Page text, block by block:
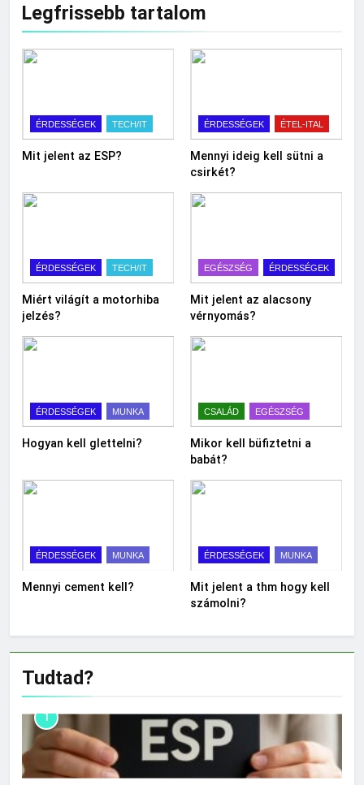
Legfrissebb tartalom
ÉRDESSÉGEK TECH/IT
Mit jelent az ESP?
ÉRDESSÉGEK ÉTEL-ITAL
Mennyi ideig kell sütni a
csirkét?
ÉRDESSÉGEK TECH/IT
Miért világít a motorhiba
jelzés?
EGÉSZSÉG ÉRDESSÉGEK
Mit jelent az alacsony
vérnyomás?
ÉRDESSÉGEK MUNKA
Hogyan kell glettelni?
CSALÁD EGÉSZSÉG
Mikor kell büfiztetni a
babát?
ÉRDESSÉGEK MUNKA
Mennyi cement kell?
ÉRDESSÉGEK MUNKA
Mit jelent a thm hogy kell
számolni?
Tudtad?
1